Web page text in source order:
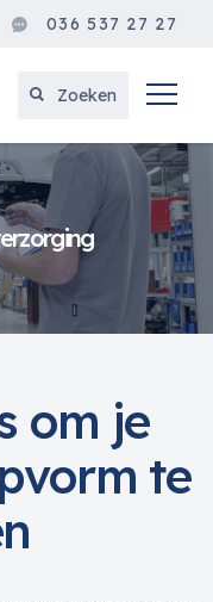
Zoeken
036 537 27 27
om je
te